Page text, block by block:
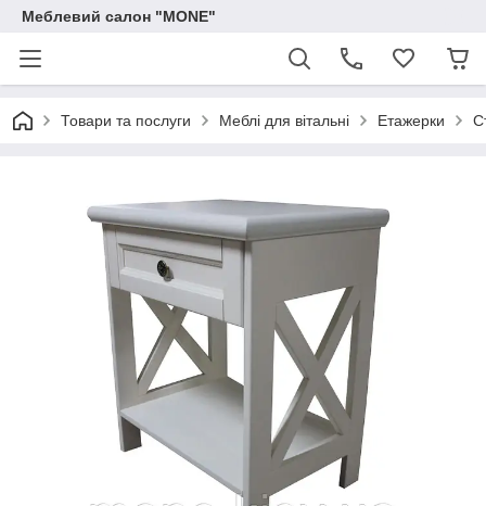
Меблевий салон "MONE"
Товари та послуги Меблі для вітальні Етажерки